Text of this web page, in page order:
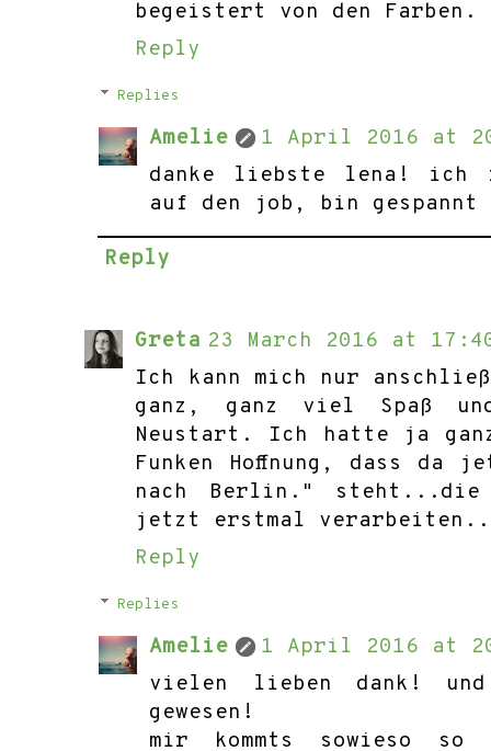
begeistert von den Farben.
Reply
Replies
Amelie
1 April 2016 at
danke liebste lena! ich
auf den job, bin
Reply
Greta 23 March 2016 at
Ich kann mich nur
ganz, ganz viel Spaß
Neustart. Ich hatte ja
Funken Hoffnung, dass da
nach Berlin." steht...die
jetzt erstmal
Reply
Replies
Amelie
1 April 2016 at
vielen lieben dank!
gewesen!
mir kommts sowieso